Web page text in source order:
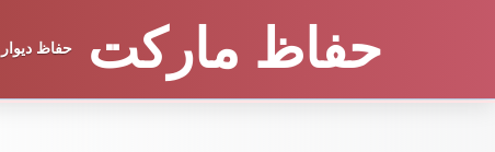
حفاظ مارکت حفاظ دیوار